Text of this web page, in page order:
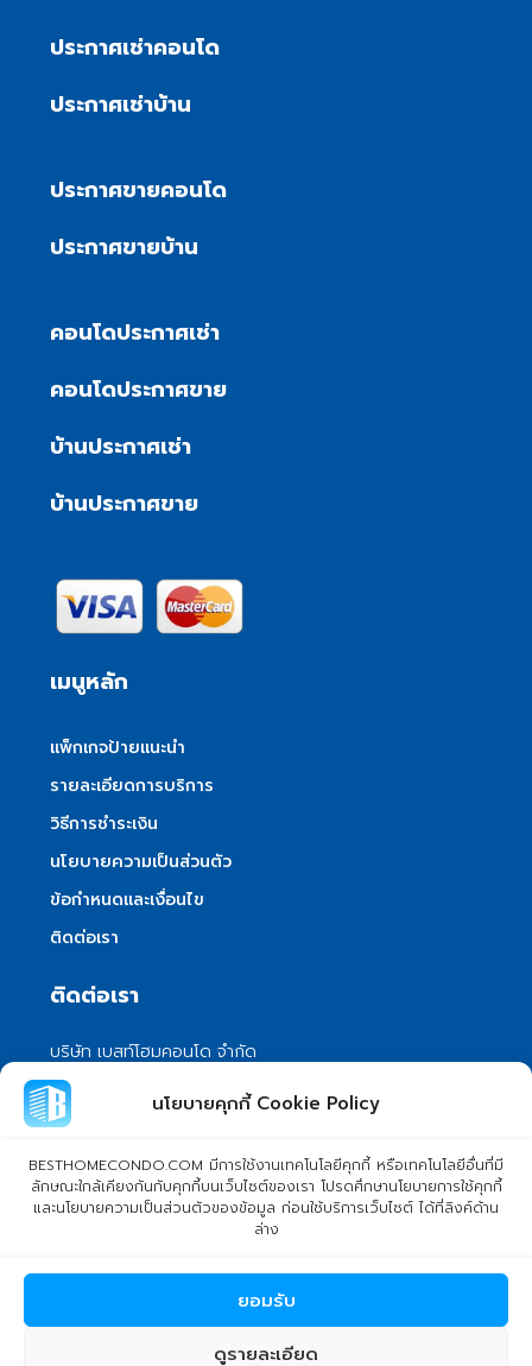
นโยบายคุกกี้ Cookie Policy
BESTHOMECONDO.COM มีการใช้งานเทคโนโลยีคุกกี้ หรือเทคโนโลยีอื่นที่มี
ลักษณะใกล้เคียงกันกับคุกกี้บนเว็บไซต์ของเรา โปรดศึกษานโยบายการใช้คุกกี้
และนโยบายความเป็นส่วนตัวของข้อมูล ก่อนใช้บริการเว็บไซต์ ได้ที่ลิงค์ด้าน
ล่าง
ยอมรับ
ดูรายละเอียด
ประกาศเช่าคอนโด
ประกาศเช่าบ้าน
ประกาศขายคอนโด
ประกาศขายบ้าน
คอนโดประกาศเช่า
คอนโดประกาศขาย
บ้านประกาศเช่า
บ้านประกาศขาย
เมนูหลัก
แพ็กเกจป้ายแนะนำ
รายละเอียดการบริการ
วิธีการชำระเงิน
นโยบายความเป็นส่วนตัว
ข้อกำหนดและเงื่อนไข
ติดต่อเรา
ติดต่อเรา
บริษัท เบสท์โฮมคอนโด จำกัด
101/399 หมู่ 7 แขวงลําผักชี เขตหนองจอก
กรุงเทพมหานคร 10530
info@besthomecondo.com
© Copyright 2024 BESTHOMECONDO CO., LTD. - All rights